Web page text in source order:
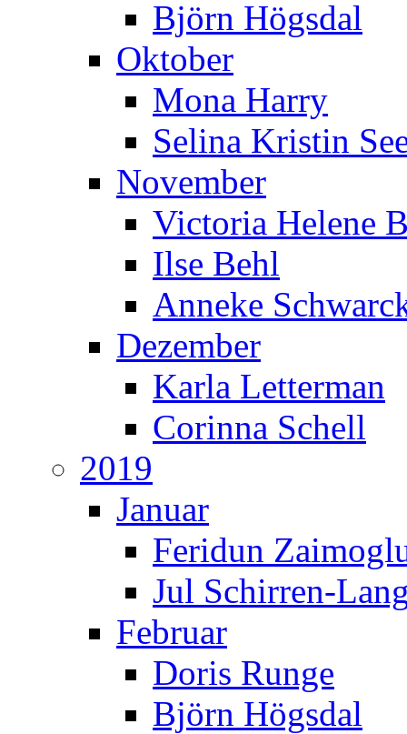
Björn Högsdal
Oktober
Mona Harry
Selina Kristin
November
Victoria Helene
Ilse Behl
Anneke
Dezember
Karla Letterman
Corinna Schell
2019
Januar
Feridun
Jul Schirren-
Februar
Doris Runge
Björn Högsdal